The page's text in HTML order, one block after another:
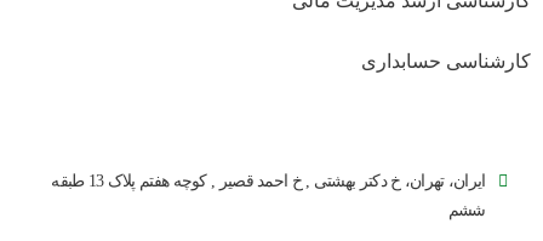
کارشناسی حسابداری
ایران، تهران، خ دکتر بهشتی , خ احمد قصیر , کوچه هفتم پلاک 13 طبقه
ششم